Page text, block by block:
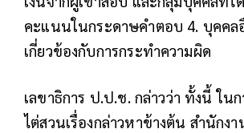
คะแนนในกระดาษคำตอบ 4. บุคค
เกี่ยวข้องกับการกระทำความผิด
เลขาธิการ ป.ป.ช. กล่าวว่า ทั้งนี้ ใน
ไต่สวนเรื่องกล่าวหาข้างต้น สำนักง